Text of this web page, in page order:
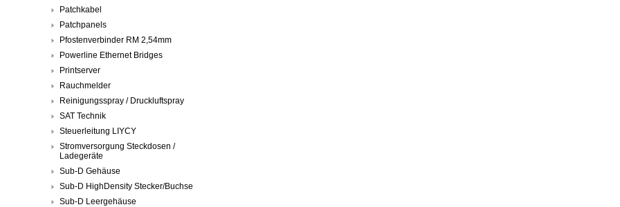
Patchkabel
Patchpanels
Pfostenverbinder RM 2,54mm
Powerline Ethernet Bridges
Printserver
Rauchmelder
Reinigungsspray / Druckluftspray
SAT Technik
Steuerleitung LIYCY
Stromversorgung Steckdosen /
Ladegeräte
Sub-D Gehäuse
Sub-D HighDensity Stecker/Buchse
Sub-D Leergehäuse